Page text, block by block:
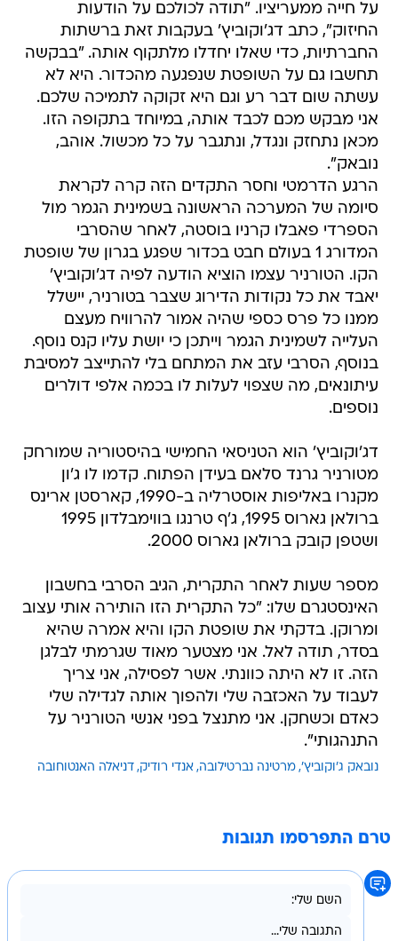
על חייה ממעריציו. "תודה לכולכם על הודעות
החיזוק", כתב דג'וקוביץ' בעקבות זאת ברשתות
החברתיות, כדי שאלו יחדלו מלתקוף אותה. "בבקשה
תחשבו גם על השופטת שנפגעה מהכדור. היא לא
עשתה שום דבר רע וגם היא זקוקה לתמיכה שלכם.
אני מבקש מכם לכבד אותה, במיוחד בתקופה הזו.
מכאן נתחזק ונגדל, ונתגבר על כל מכשול. אוהב,
נובאק".
הרגע הדרמטי וחסר התקדים הזה קרה לקראת
סיומה של המערכה הראשונה בשמינית הגמר מול
הספרדי פאבלו קרניו בוסטה, לאחר שהסרבי
המדורג 1 בעולם חבט בכדור שפגע בגרון של שופטת
הקו. הטורניר עצמו הוציא הודעה לפיה דג'וקוביץ'
יאבד את כל נקודות הדירוג שצבר בטורניר, יישלל
ממנו כל פרס כספי שהיה אמור להרוויח מעצם
העלייה לשמינית הגמר וייתכן כי יושת עליו קנס נוסף.
בנוסף, הסרבי עזב את המתחם בלי להתייצב למסיבת
עיתונאים, מה שצפוי לעלות לו בכמה אלפי דולרים
נוספים.
דג'וקוביץ' הוא הטניסאי החמישי בהיסטוריה שמורחק
מטורניר גרנד סלאם בעידן הפתוח. קדמו לו ג'ון
מקנרו באליפות אוסטרליה ב-1990, קארסטן ארינס
ברולאן גארוס 1995, ג'ף טרנגו בווימבלדון 1995
ושטפן קובק ברולאן גארוס 2000.
מספר שעות לאחר התקרית, הגיב הסרבי בחשבון
האינסטגרם שלו: "כל התקרית הזו הותירה אותי עצוב
ומרוקן. בדקתי את שופטת הקו והיא אמרה שהיא
בסדר, תודה לאל. אני מצטער מאוד שגרמתי לבלגן
הזה. זו לא היתה כוונתי. אשר לפסילה, אני צריך
לעבוד על האכזבה שלי ולהפוך אותה לגדילה שלי
כאדם וכשחקן. אני מתנצל בפני אנשי הטורניר על
התנהגותי".
נובאק ג'וקוביץ' מרטינה נברטילובה אנדי רודיק דניאלה האנטוחובה
טרם התפרסמו תגובות